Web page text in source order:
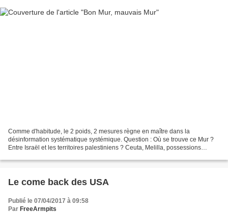
Comme d'habitude, le 2 poids, 2 mesures règne en maître dans la
désinformation systématique systémique. Question : Où se trouve ce Mur ?
Entre Israël et les territoires palestiniens ? Ceuta, Melilla, possessions
Le come back des USA
Publié le 07/04/2017 à 09:58
Par FreeArmpits